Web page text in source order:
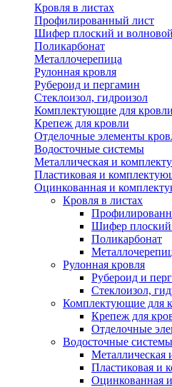
Кровля в листах
Профилированный лист
Шифер плоский и
Поликарбонат
Металлочерепица
Рулонная кровля
Рубероид и пергамин
Стеклоизол, гидроизол
Комплектующие для кровли
Крепеж для кровли
Отделочные элементы
Водосточные системы
Металлическая и
Пластиковая и
Оцинкованная и
Кровля в листах
Шифер плоский
Поликарбонат
Рулонная кровля
Рубероид и
Стеклоизол,
Комплектующие для
Крепеж для
Отделочные
Водосточные системы
Пластиковая и
Оцинкованная